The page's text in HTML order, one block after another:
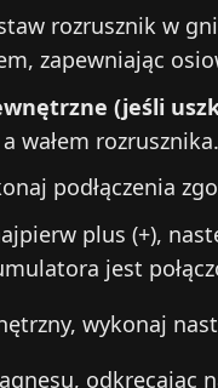
rozrusznik w
zapewniając
(jeśli
wałem rozrusznika.
podłączenia
plus (+),
jest
wykonaj
odkręcając